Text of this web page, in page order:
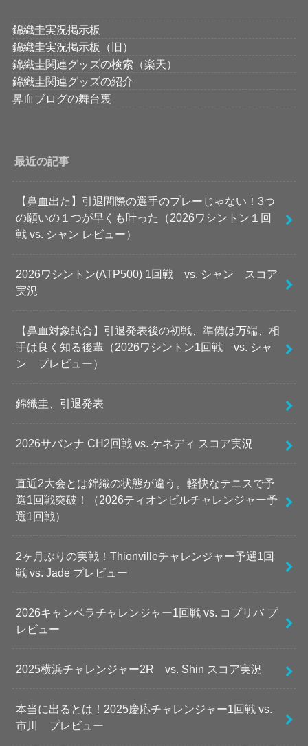
錦織圭実況掲示板
錦織圭実況掲示板（旧）
錦織圭関連グッズの検索（楽天）
錦織圭関連グッズの紹介
鼻血ブログの舞台裏
最近の記事
【鼻血出た】引退間際の選手のプレーじゃない！3つ
の願いの１つが早くも叶った（2026ワシントン１回
戦 vs. シャン レビュー）
2026ワシントン(ATP500) 1回戦 vs. シャン スコア
実況
【鼻血対象試合】引退発表後の初戦、準備は万端、相
手は良く知る後輩（2026ワシントン1回戦 vs. シャ
ン プレビュー）
錦織圭、引退発表
2026サバンナ CH2回戦 vs. ケネディ スコア実況
直近2大会とは錦織の状態が違う。軽快なテニスで予
選1回戦突破！（2026ティオンビルチャレンジャー予
選1回戦）
2ヶ月ぶりの実戦！Thionvilleチャレンジャー予選1回
戦 vs. Jade プレビュー
2026キャンベラチャレンジャー1回戦 vs. コプリバ プ
レビュー
2025横浜チャレンジャー2R vs. Shin スコア実況
本当に出るとは！2025慶応チャレンジャー1回戦 vs.
市川 プレビュー